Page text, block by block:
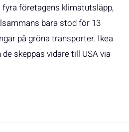
företagens klimatutsläpp,
bara stod för 13
på gröna transporter. Ikea
skeppas vidare till USA via